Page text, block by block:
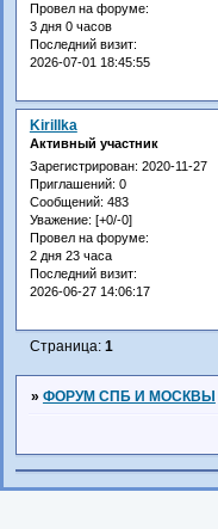
Провел на форуме:
3 дня 0 часов
Последний визит:
2026-07-01 18:45:55
Kirillka
Активный участник
Зарегистрирован: 2020-11-27
Приглашений: 0
Сообщений: 483
Уважение: [+0/-0]
Провел на форуме:
2 дня 23 часа
Последний визит:
2026-06-27 14:06:17
Страница: 1
» ФОРУМ СПБ И МОСКВЫ